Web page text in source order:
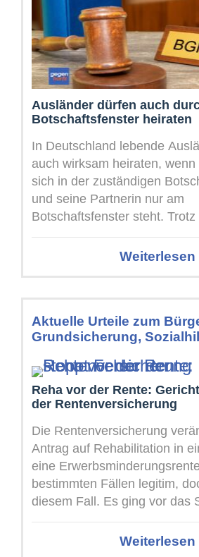
Ausländer dürfen auch
Botschaftsfenster heiraten
In Deutschland lebende
auch wirksam heiraten,
sich in der zuständigen
und seine Partnerin nur am
Botschaftsfenster steht.
durch das Fenster ...
Weiterlesen
Aktuelle Urteile zum
Grundsicherung,
Reha vor der Rente:
der Rentenversicherung
Die Rentenversicherung
Antrag auf Rehabilitation in
eine
bestimmten Fällen legitim,
diesem Fall. Es ging vor das
Regensburg, ...
Weiterlesen